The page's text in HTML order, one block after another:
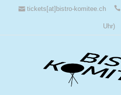
tickets[at]bistro-komitee.ch
Uhr)